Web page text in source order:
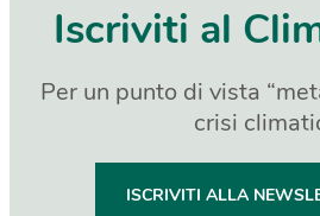
Iscriviti al
Per un punto di vista
crisi
ISCRIVITI ALLA